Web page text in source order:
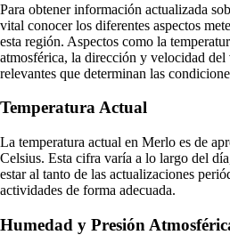
Para obtener información actualizada
vital conocer los diferentes aspectos
esta región. Aspectos como la
atmosférica, la dirección y velocidad del
relevantes que determinan las
Temperatura Actual
La temperatura actual en Merlo es de
Celsius. Esta cifra varía a lo largo del
estar al tanto de las actualizaciones
actividades de forma adecuada.
Humedad y Presión